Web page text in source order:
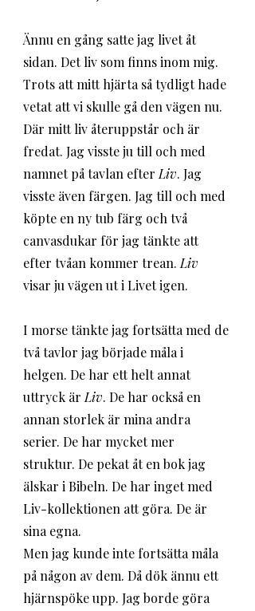
Ännu en gång satte jag livet åt
sidan. Det liv som finns inom mig.
Trots att mitt hjärta så tydligt hade
vetat att vi skulle gå den vägen nu.
Där mitt liv återuppstår och är
fredat. Jag visste ju till och med
namnet på tavlan efter Liv. Jag
visste även färgen. Jag till och med
köpte en ny tub färg och två
canvasdukar för jag tänkte att
efter tvåan kommer trean. Liv
visar ju vägen ut i Livet igen.
I morse tänkte jag fortsätta med de
två tavlor jag började måla i
helgen. De har ett helt annat
uttryck är Liv. De har också en
annan storlek är mina andra
serier. De har mycket mer
struktur. De pekat åt en bok jag
älskar i Bibeln. De har inget med
Liv-kollektionen att göra. De är
sina egna.
Men jag kunde inte fortsätta måla
på någon av dem. Då dök ännu ett
hjärnspöke upp. Jag borde göra